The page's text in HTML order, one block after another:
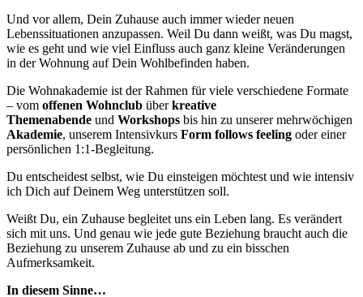
Und vor allem, Dein Zuhause auch immer wieder neuen
Lebenssituationen anzupassen. Weil Du dann weißt, was Du magst,
wie es geht und wie viel Einfluss auch ganz kleine Veränderungen
in der Wohnung auf Dein Wohlbefinden haben.
Die Wohnakademie ist der Rahmen für viele verschiedene Formate
– vom offenen Wohnclub überkreative
Themenabende und Workshops bis hin zu unserer mehrwöchigen
Akademie, unserem Intensivkurs Form follows feeling oder einer
persönlichen 1:1-Begleitung.
Du entscheidest selbst, wie Du einsteigen möchtest und wie intensiv
ich Dich auf Deinem Weg unterstützen soll.
Weißt Du, ein Zuhause begleitet uns ein Leben lang. Es verändert
sich mit uns. Und genau wie jede gute Beziehung braucht auch die
Beziehung zu unserem Zuhause ab und zu ein bisschen
Aufmerksamkeit.
In diesem Sinne…